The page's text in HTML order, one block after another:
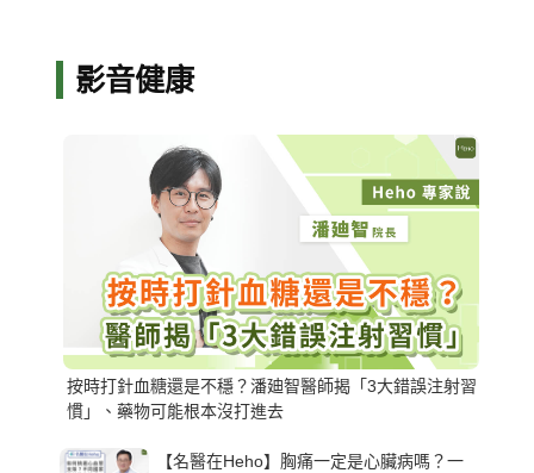
影音健康
按時打針血糖還是不穩？潘廸智醫師揭「3大錯誤注射習
慣」、藥物可能根本沒打進去
【名醫在Heho】胸痛一定是心臟病嗎？一